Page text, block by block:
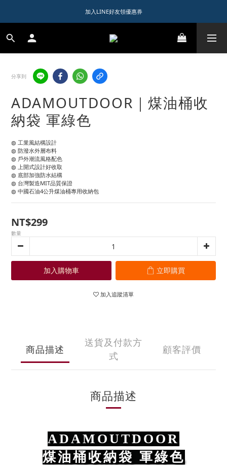
1️⃣ 加入會員送$150購物金
加入LINE好友領優惠券
1️⃣ 加入會員送$150購物金
分享到
ADAMOUTDOOR｜煤油桶收
納袋 軍綠色
◍ 工業風結構設計
◍ 防潑水外層布料
◍ 戶外潮流風格配色
◍ 上開式設計好收取
◍ 底部加強防水結構
◍ 台灣製造MIT品質保證
◍ 中國石油4公升煤油桶專用收納包
NT$299
數量
加入購物車 立即購買
加入追蹤清單
商品描述
送貨及付款方
式
顧客評價
商品描述
ADAMOUTDOOR
煤油桶收納袋 軍綠色